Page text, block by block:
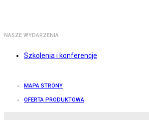
NASZE WYDARZENIA
Szkolenia i konferencje
MAPA STRONY
OFERTA PRODUKTOWA